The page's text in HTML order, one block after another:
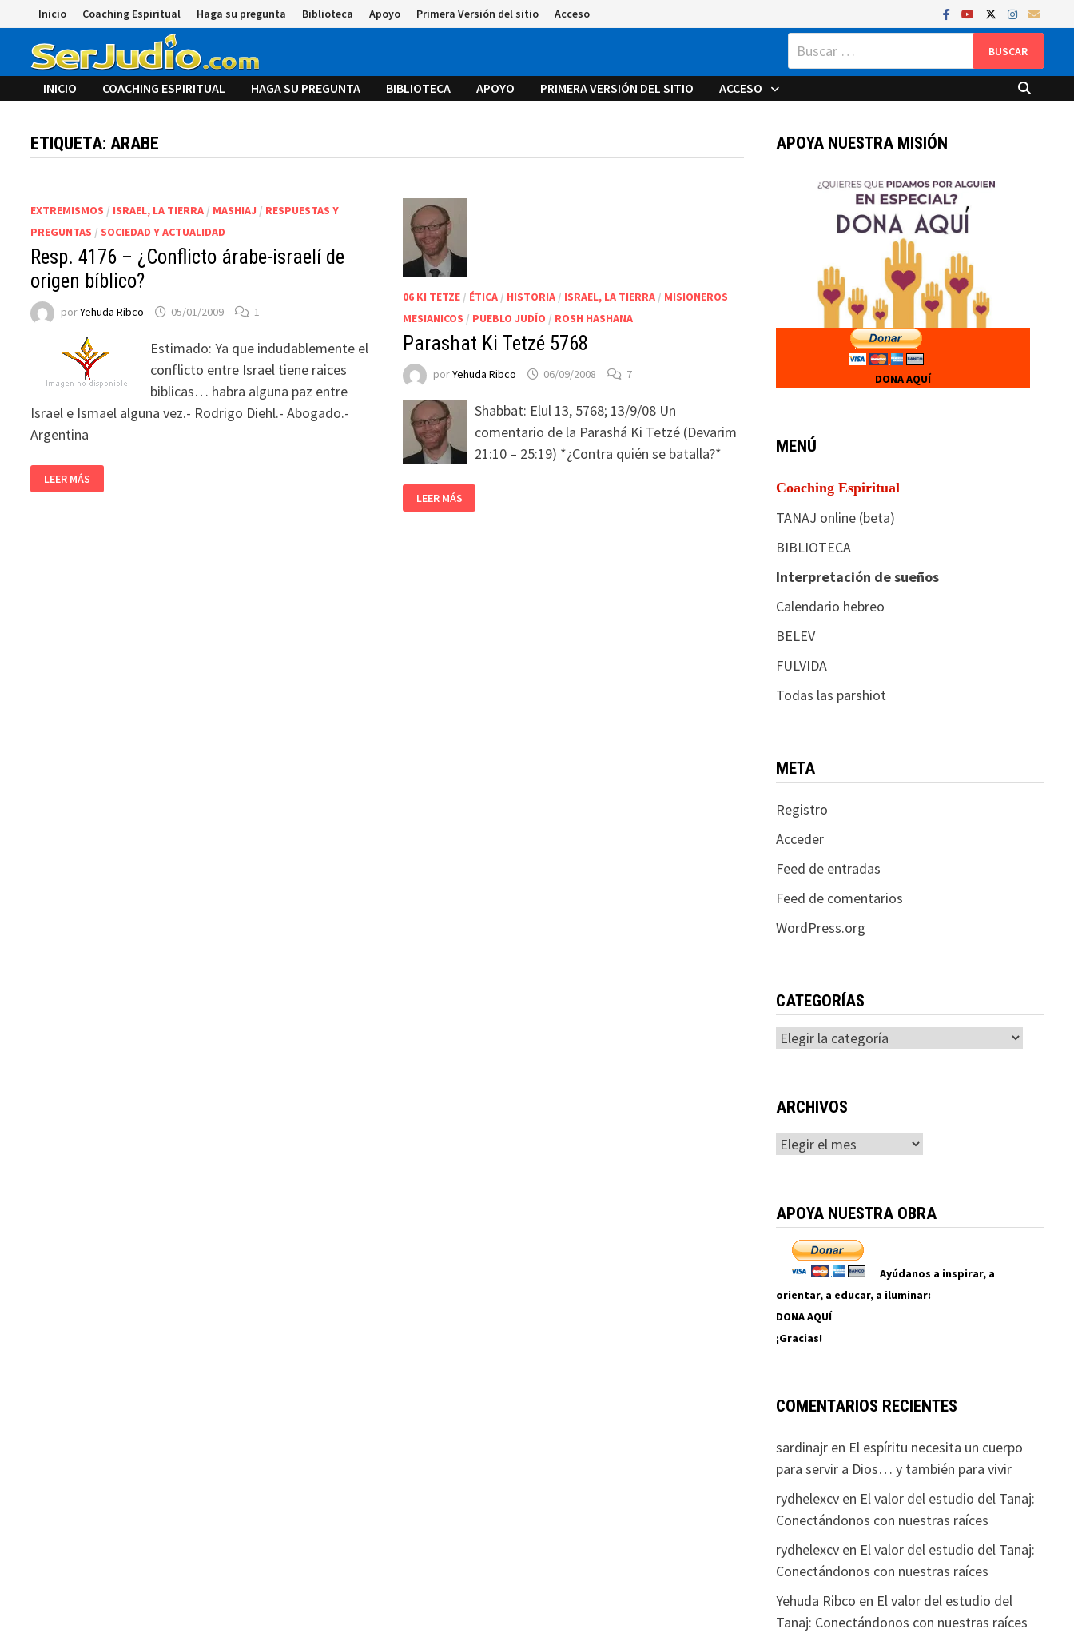
al
contenido
Inicio Coaching Espiritual Haga su pregunta Biblioteca Apoyo Primera Versión del sitio Acceso
Buscar:
INICIO COACHING ESPIRITUAL HAGA SU PREGUNTA BIBLIOTECA APOYO PRIMERA VERSIÓN DEL SITIO ACCESO
ETIQUETA:ARABE
EXTREMISMOS / ISRAEL, LA TIERRA / MASHIAJ / RESPUESTAS Y
PREGUNTAS / SOCIEDAD Y ACTUALIDAD
Resp. 4176 – ¿Conflicto árabe-israelí de
origen bíblico?
porYehuda Ribco 05/01/2009 1
Estimado: Ya que indudablemente el
conflicto entre Israel tiene raices
biblicas… habra alguna paz entre
Israel e Ismael alguna vez.- Rodrigo Diehl.- Abogado.-
Argentina
LEER MÁS
06 KI TETZE/ ÉTICA/ HISTORIA/ ISRAEL, LA TIERRA/ MISIONEROS
MESIANICOS / PUEBLO JUDÍO / ROSH HASHANA
Parashat Ki Tetzé 5768
porYehuda Ribco 06/09/2008 7
Shabbat: Elul 13, 5768; 13/9/08 Un
comentario de la Parashá Ki Tetzé (Devarim
21:10 – 25:19) *¿Contra quién se batalla?*
LEER MÁS
APOYA NUESTRA MISIÓN
DONA AQUÍ
MENÚ
Coaching Espiritual
TANAJ online (beta)
BIBLIOTECA
Interpretación de sueños
Calendario hebreo
BELEV
FULVIDA
Todas las parshiot
META
Registro
Acceder
Feed de entradas
Feed de comentarios
WordPress.org
CATEGORÍAS
Categorías
ARCHIVOS
Archivos
APOYA NUESTRA OBRA
Ayúdanos a inspirar, a
orientar, a educar, a iluminar:
DONA AQUÍ
¡Gracias!
COMENTARIOS RECIENTES
sardinajren El espíritu necesita un cuerpo
para servir a Dios… y también para vivir
rydhelexcven El valor del estudio del Tanaj:
Conectándonos con nuestras raíces
rydhelexcven El valor del estudio del Tanaj:
Conectándonos con nuestras raíces
Yehuda Ribco en El valor del estudio del
Tanaj: Conectándonos con nuestras raíces